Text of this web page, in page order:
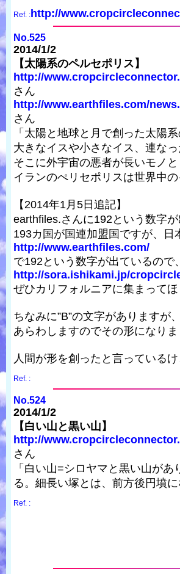
Ref. : http://
No.525
2014/1/2
【太陽系のペルセポリス】
http://
さん
http://www.earthfiles.com/
さん
「太陽と地球と月で創った太陽
大きなイスや小さなイス、連な
そこに外宇宙の悪者が長いモノ
イランのぺリセポリスは世界中
【2014年1月5日追記】
earthfiles.さんに192という数字が
193カ国が国連加盟国ですが、日
http://www.earthfiles.com/
で192という数字が出ているので
http://sora.ishikami.jp/
ぜひカリフォルニアに集まってほ
ちなみに”B”の文字があります
あらわしますのでその形になりま
人間が形を創ったと言っている
Ref. :
No.524
2014/1/2
【白い山と黒い山】
http://
さん
「白い山=シロヤマと黒い山が
る。細長い塚とは、前方後円墳
Ref. :